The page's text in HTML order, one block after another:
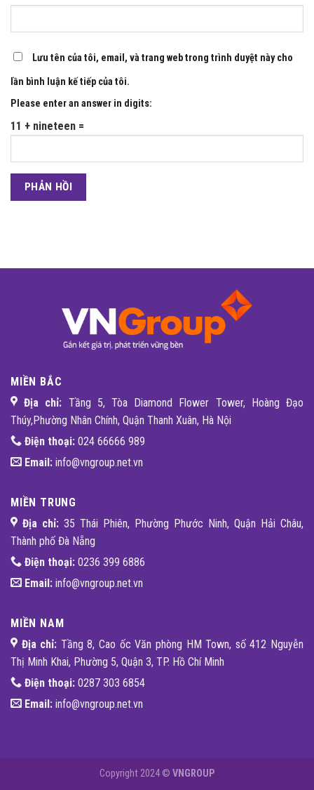
Lưu tên của tôi, email, và trang web trong trình duyệt này cho
lần bình luận kế tiếp của tôi.
Please enter an answer in digits:
11 + nineteen =
MIỀN BẮC
Địa chỉ: Tầng 5, Tòa Diamond Flower Tower, Hoàng Đạo
Thúy,Phường Nhân Chính, Quận Thanh Xuân, Hà Nội
Điện thoại: 024 66666 989
Email: info@vngroup.net.vn
MIỀN TRUNG
Địa chỉ: 35 Thái Phiên, Phường Phước Ninh, Quận Hải Châu,
Thành phố Đà Nẵng
Điện thoại: 0236 399 6886
Email: info@vngroup.net.vn
MIỀN NAM
Địa chỉ: Tầng 8, Cao ốc Văn phòng HM Town, số 412 Nguyễn
Thị Minh Khai, Phường 5, Quận 3, TP. Hồ Chí Minh
Điện thoại: 0287 303 6854
Email: info@vngroup.net.vn
Copyright 2024 © VNGROUP